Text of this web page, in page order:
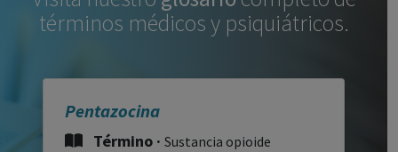
términos médicos y psiquiátricos.
Pentazocina
Término ·Sustancia opioide